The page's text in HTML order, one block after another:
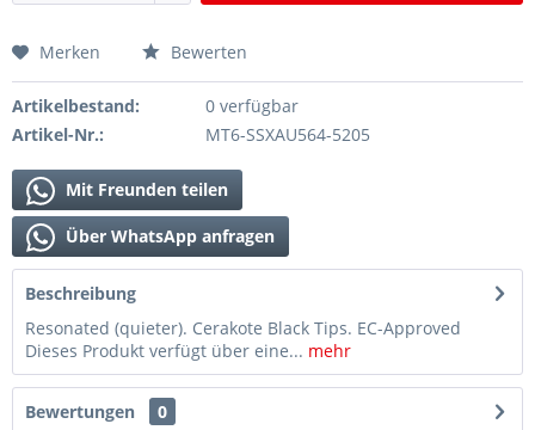
Merken Bewerten
Artikelbestand:
0 verfügbar
Artikel-Nr.:
MT6-SSXAU564-5205
Mit Freunden teilen
Über WhatsApp anfragen
Beschreibung
Resonated (quieter). Cerakote Black Tips. EC-Approved
Dieses Produkt verfügt über eine... mehr
Bewertungen
0